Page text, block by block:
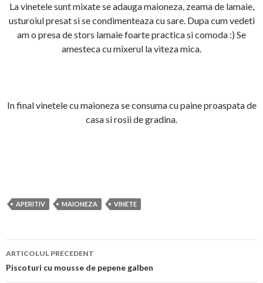
La vinetele sunt mixate se adauga maioneza, zeama de lamaie,
usturoiul presat si se condimenteaza cu sare. Dupa cum vedeti
am o presa de stors lamaie foarte practica si comoda :) Se
amesteca cu mixerul la viteza mica.
In final vinetele cu maioneza se consuma cu paine proaspata de
casa si rosii de gradina.
APERITIV MAIONEZA VINETE
Navigare
în
ARTICOLUL PRECEDENT
Piscoturi cu mousse de pepene galben